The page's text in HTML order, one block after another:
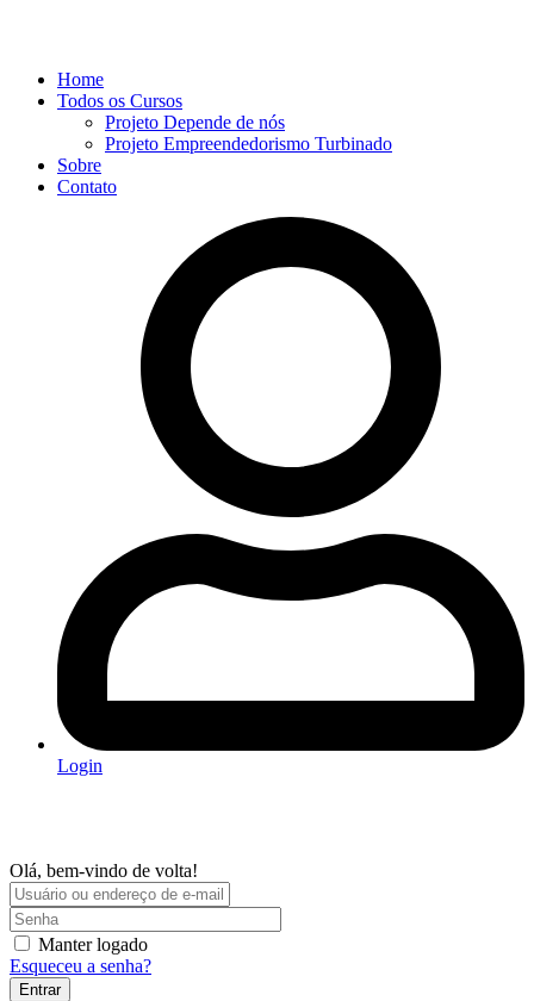
Home
Todos os Cursos
Projeto Depende de nós
Projeto Empreendedorismo Turbinado
Sobre
Contato
Login
Olá, bem-vindo de volta!
Manter logado
Esqueceu a senha?
Entrar